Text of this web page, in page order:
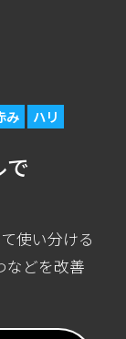
み ハリ
使い分ける
などを改善